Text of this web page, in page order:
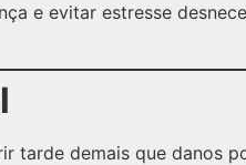
e evitar estresse
demais que danos